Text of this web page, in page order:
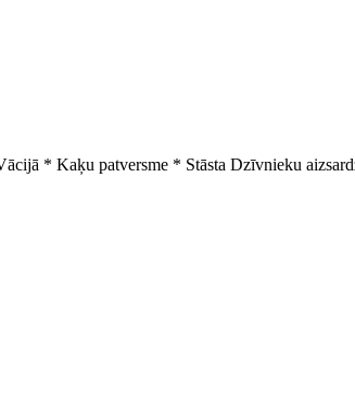
* Kaķu patversme * Stāsta Dzīvnieku